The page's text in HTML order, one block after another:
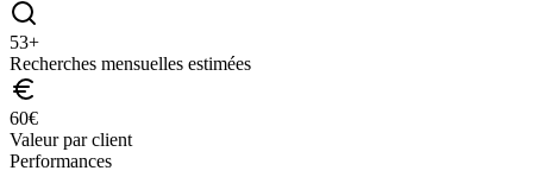
53+
Recherches mensuelles estimées
60€
Valeur par client
Performances